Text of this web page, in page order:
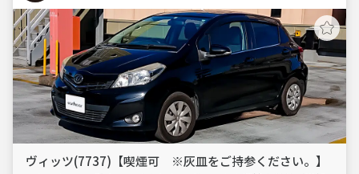
ヴィッツ(7737)【喫煙可 ※灰皿をご持参ください。】